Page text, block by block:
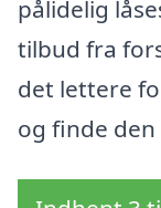
pålidelig
tilbud fra
det lettere
og finde